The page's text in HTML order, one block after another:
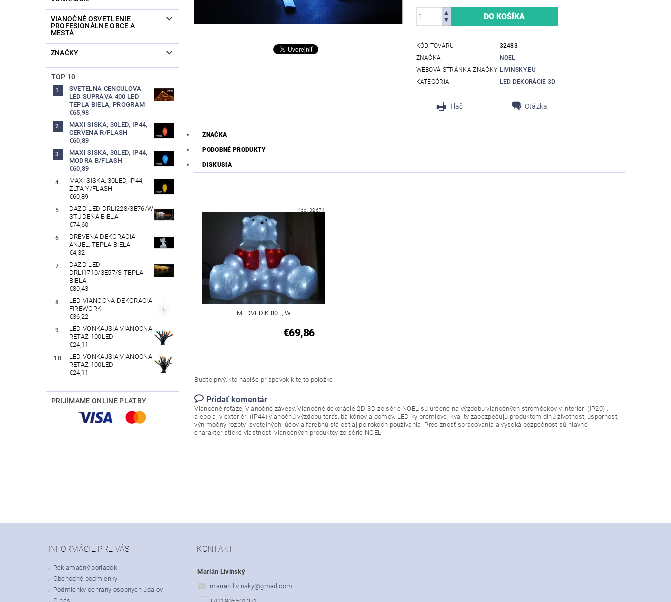
VIANOČNÉ OSVETLENIE
PROFESIONÁLNE OBCE A
MESTÁ
ZNAČKY
TOP 10
SVETELNA CENCULOVA
LED SUPRAVA 400 LED
TEPLA BIELA, PROGRAM
€65,98
MAXI SISKA, 30LED, IP44,
CERVENA R/FLASH
€60,89
MAXI SISKA, 30LED, IP44,
MODRA B/FLASH
€60,89
MAXI SISKA, 30LED, IP44,
ZLTA Y/FLASH
€60,89
DAZD LED DRLI228/3E76/W
STUDENA BIELA
€74,60
DREVENA DEKORACIA -
ANJEL, TEPLA BIELA
€4,32
DAZD LED
DRLI1710/3E57/S TEPLA
BIELA
€80,43
LED VIANOCNA DEKORACIA
FIREWORK
€36,22
LED VONKAJSIA VIANOCNA
RETAZ 100LED
€24,11
LED VONKAJSIA VIANOCNA
RETAZ 100LED
€24,11
PRIJÍMAME ONLINE PLATBY
KÓD TOVARU
32483
ZNAČKA
NOEL
WEBOVÁ STRÁNKA ZNAČKY LIVINSKY.EU
KATEGÓRIA
LED DEKORÁCIE 3D
Tlač Otázka
ZNAČKA
PODOBNÉ PRODUKTY
DISKUSIA
Kód: 32674
MEDVEDIK 80L, W
€69,86
Buďte prvý, kto napíše príspevok k tejto položke.
Pridať komentár
Vianočné reťaze, Vianočné závesy, Vianočné dekorácie 2D-3D zo série NOEL sú určené na výzdobu vianočných stromčekov v interiéri (IP20) ,
alebo aj v exteriéri (IP44) vianočnú výzdobu terás, balkónov a domov. LED-ky prémiovej kvality zabezpečujú produktom dlhú životnosť, úspornosť,
výnimočný rozptyl svetelných lúčov a farebnú stálosť aj po rokoch používania. Precíznosť spracovania a vysoká bezpečnosť sú hlavné
charakteristické vlastnosti vianočných produktov zo série NOEL
INFORMÁCIE PRE VÁS
Reklamačný poriadok
Obchodné podmienky
Podmienky ochrany osobných údajov
O nás
KONTAKT
Marián Livinský
marian.livinsky@gmail.com